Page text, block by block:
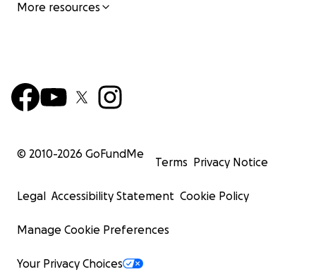
More resources
© 2010-2026 GoFundMe
Terms Privacy Notice
Legal Accessibility Statement Cookie Policy
Manage Cookie Preferences
Your Privacy Choices